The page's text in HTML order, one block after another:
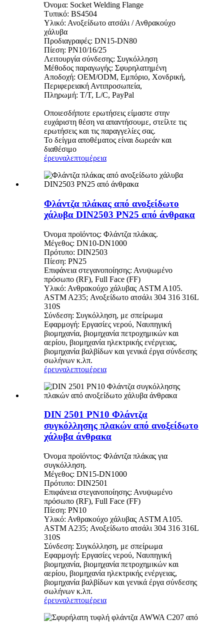
Όνομα: Socket Welding Flange
Τυπικό: BS4504
Υλικό: Ανοξείδωτο ατσάλι / Ανθρακούχο
χάλυβα
Προδιαγραφές: DN15-DN80
Πίεση: PN10/16/25
Λειτουργία σύνδεσης: Συγκόλληση
Μέθοδος παραγωγής: Σφυρηλατημένη
Αποδοχή: OEM/ODM, Εμπόριο, Χονδρική,
Περιφερειακή Αντιπροσωπεία,
Πληρωμή: T/T, L/C, PayPal
Οποιεσδήποτε ερωτήσεις είμαστε στην
ευχάριστη θέση να απαντήσουμε, στείλτε τις
ερωτήσεις και τις παραγγελίες σας.
Το δείγμα αποθέματος είναι δωρεάν και
διαθέσιμο
έρευναλεπτομέρεια
Φλάντζα πλάκας από ανοξείδωτο
χάλυβα DIN2503 PN25 από άνθρακα
Όνομα προϊόντος: Φλάντζα πλάκας.
Μέγεθος: DN10-DN1000
Πρότυπο: DIN2503
Πίεση: PN25
Επιφάνεια στεγανοποίησης: Ανυψωμένο
πρόσωπο (RF), Full Face (FF)
Υλικό: Ανθρακούχο χάλυβας ASTM A105.
ASTM A235; Ανοξείδωτο ατσάλι 304 316 316L
310S
Σύνδεση: Συγκόλληση, με σπείρωμα
Εφαρμογή: Εργασίες νερού, Ναυπηγική
βιομηχανία, βιομηχανία πετροχημικών και
αερίου, βιομηχανία ηλεκτρικής ενέργειας,
βιομηχανία βαλβίδων και γενικά έργα σύνδεσης
σωλήνων κ.λπ.
έρευναλεπτομέρεια
DIN 2501 PN10 Φλάντζα
συγκόλλησης πλακών από ανοξείδωτο
χάλυβα άνθρακα
Όνομα προϊόντος: Φλάντζα πλάκας για
συγκόλληση.
Μέγεθος: DN15-DN1000
Πρότυπο: DIN2501
Επιφάνεια στεγανοποίησης: Ανυψωμένο
πρόσωπο (RF), Full Face (FF)
Πίεση: PN10
Υλικό: Ανθρακούχο χάλυβας ASTM A105.
ASTM A235; Ανοξείδωτο ατσάλι 304 316 316L
310S
Σύνδεση: Συγκόλληση, με σπείρωμα
Εφαρμογή: Εργασίες νερού, Ναυπηγική
βιομηχανία, βιομηχανία πετροχημικών και
αερίου, βιομηχανία ηλεκτρικής ενέργειας,
βιομηχανία βαλβίδων και γενικά έργα σύνδεσης
σωλήνων κ.λπ.
έρευναλεπτομέρεια